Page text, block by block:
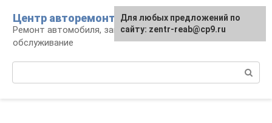
контенту
Центр авторемонта
Ремонт автомобиля, запчасти и
обслуживание
Для любых предложений по
сайту: zentr-reab@cp9.ru